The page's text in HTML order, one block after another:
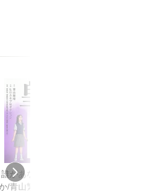
があなたを護る
/青山繁晴/ヒロカ